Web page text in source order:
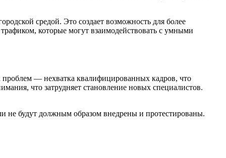
средой. Это создает возможность для более
которые могут взаимодействовать с умными
проблем — нехватка квалифицированных кадров, что
что затрудняет становление новых специалистов.
не будут должным образом внедрены и протестированы.